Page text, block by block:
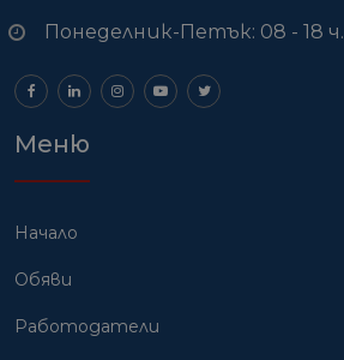
Понеделник-Петък: 08 - 18 ч.
Меню
Начало
Обяви
Работодатели